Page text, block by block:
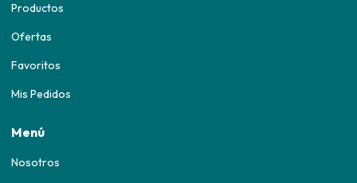
Productos
Ofertas
Favoritos
Mis Pedidos
Menú
Nosotros